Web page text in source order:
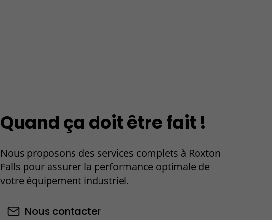
Quand ça doit être fait !
Nous proposons des services complets à Roxton
Falls pour assurer la performance optimale de
votre équipement industriel.
Nous contacter